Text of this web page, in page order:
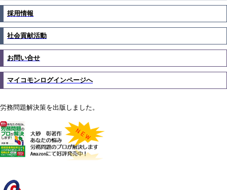
採用情報
社会貢献活動
お問い合せ
マイコモンログインページへ
労務問題解決策を出版しました。